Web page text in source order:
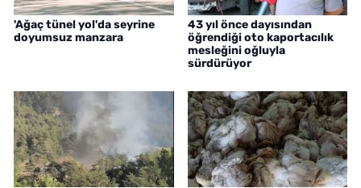
'Ağaç tünel yol'da seyrine
doyumsuz manzara
43 yıl önce dayısından
öğrendiği oto kaportacılık
mesleğini oğluyla
sürdürüyor